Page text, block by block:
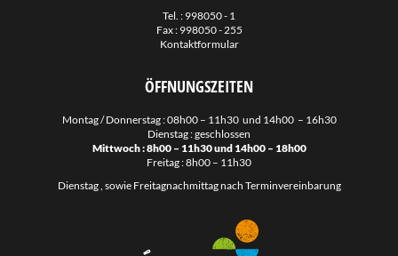
Tel. : 998050 - 1
Fax : 998050 - 255
Kontaktformular
ÖFFNUNGSZEITEN
Montag / Donnerstag : 08h00 – 11h30 und 14h00 – 16h30
Dienstag : geschlossen
Mittwoch : 8h00 – 11h30 und 14h00 – 18h00
Freitag : 8h00 – 11h30
Dienstag , sowie Freitagnachmittag nach Terminvereinbarung